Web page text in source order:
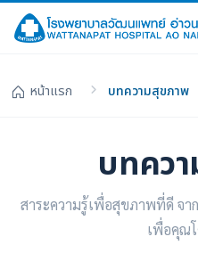
หน้าแรก บทความสุขภาพ
บทคว
สาระความรู้เพื่อสุขภาพที่ดี จ
เพื่อคุณ